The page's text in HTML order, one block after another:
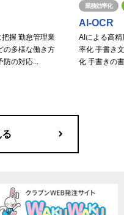
握 勤怠管理業
の多様な働き方
の対応...
AI-OCR
業務効率化
AIによる高
率化 手書き
化 手書きの